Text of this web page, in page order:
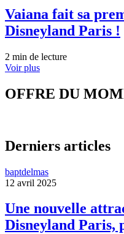
Vaiana fait sa
Disneyland Paris !
2 min de lecture
Voir plus
OFFRE DU
Derniers articles
baptdelmas
12 avril 2025
Une nouvelle
Disneyland Paris,